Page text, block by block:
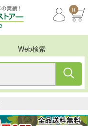
0
Web検索